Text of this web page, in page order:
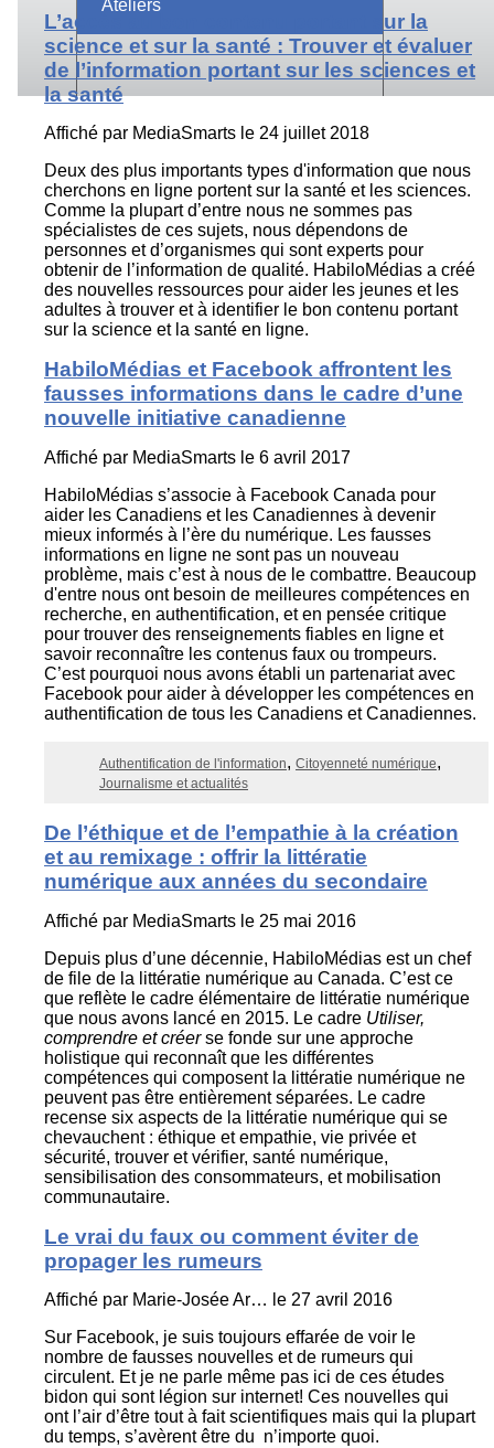
Ateliers
L’accès au bon contenu portant sur la
science et sur la santé : Trouver et évaluer
de l’information portant sur les sciences et
la santé
Affiché par MediaSmarts le 24 juillet 2018
Deux des plus importants types d'information que nous
cherchons en ligne portent sur la santé et les sciences.
Comme la plupart d’entre nous ne sommes pas
spécialistes de ces sujets, nous dépendons de
personnes et d’organismes qui sont experts pour
obtenir de l’information de qualité. HabiloMédias a créé
des nouvelles ressources pour aider les jeunes et les
adultes à trouver et à identifier le bon contenu portant
sur la science et la santé en ligne.
HabiloMédias et Facebook affrontent les
fausses informations dans le cadre d’une
nouvelle initiative canadienne
Affiché par MediaSmarts le 6 avril 2017
HabiloMédias s’associe à Facebook Canada pour
aider les Canadiens et les Canadiennes à devenir
mieux informés à l’ère du numérique. Les fausses
informations en ligne ne sont pas un nouveau
problème, mais c’est à nous de le combattre. Beaucoup
d'entre nous ont besoin de meilleures compétences en
recherche, en authentification, et en pensée critique
pour trouver des renseignements fiables en ligne et
savoir reconnaître les contenus faux ou trompeurs.
C’est pourquoi nous avons établi un partenariat avec
Facebook pour aider à développer les compétences en
authentification de tous les Canadiens et Canadiennes.
Authentification de l'information
Citoyenneté numérique
Journalisme et actualités
De l’éthique et de l’empathie à la création
et au remixage : offrir la littératie
numérique aux années du secondaire
Affiché par MediaSmarts le 25 mai 2016
Depuis plus d’une décennie, HabiloMédias est un chef
de file de la littératie numérique au Canada. C’est ce
que reflète le cadre élémentaire de littératie numérique
que nous avons lancé en 2015. Le cadre Utiliser,
comprendre et créerse fonde sur une approche
holistique qui reconnaît que les différentes
compétences qui composent la littératie numérique ne
peuvent pas être entièrement séparées. Le cadre
recense six aspects de la littératie numérique qui se
chevauchent : éthique et empathie, vie privée et
sécurité, trouver et vérifier, santé numérique,
sensibilisation des consommateurs, et mobilisation
communautaire.
Le vrai du faux ou comment éviter de
propager les rumeurs
Affiché par Marie-Josée Ar… le 27 avril 2016
Sur Facebook, je suis toujours effarée de voir le
nombre de fausses nouvelles et de rumeurs qui
circulent. Et je ne parle même pas ici de ces études
bidon qui sont légion sur internet! Ces nouvelles qui
ont l’air d’être tout à fait scientifiques mais qui la plupart
du temps, s’avèrent être du n’importe quoi.